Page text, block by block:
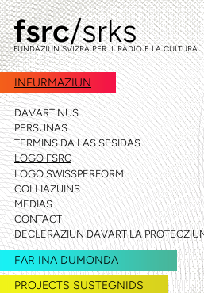
siglir
a
la
navigaziun
siglir
al
cuntegn
fsrc/srks
FUNDAZIUN SVIZRA PER IL RADIO E LA CULTURA
INFURMAZIUN
DAVART NUS
PERSUNAS
TERMINS DA LAS SESIDAS
LOGO FSRC
LOGO SWISSPERFORM
COLLIAZUINS
MEDIAS
CONTACT
DECLERAZIUN DAVART LA
FAR INA DUMONDA
PROJECTS SUSTEGNIDS